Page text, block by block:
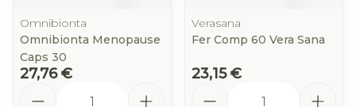
Omnibionta
Omnibionta Menopause
Caps 30
27,76 €
Verasana
Fer Comp 60 Vera Sana
23,15 €